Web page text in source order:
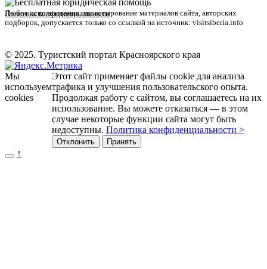
Политика конфиденциальности
Любое использование или копирование материалов сайта, авторских
подборок, допускается только со ссылкой на источник: visitsiberia.info
© 2025. Туристский портал Красноярского края
Мы
используем
cookies
Этот сайт применяет файлы cookie для анализа
трафика и улучшения пользовательского опыта.
Продолжая работу с сайтом, вы соглашаетесь на их
использование. Вы можете отказаться — в этом
случае некоторые функции сайта могут быть
недоступны. Политика конфиденциальности >
Отклонить Принять
↑